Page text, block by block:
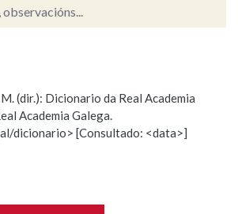
observacións...
(dir.): Dicionario da Real Academia
Academia Galega.
dicionario> [Consultado: <data>]